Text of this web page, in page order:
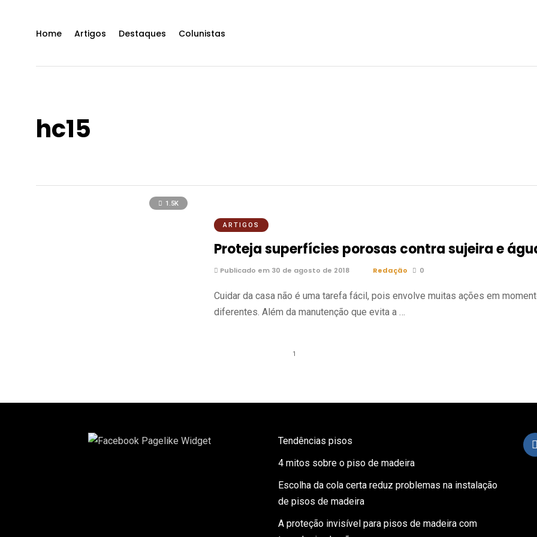
Home Artigos Destaques Colunistas
hc15
1.5K
ARTIGOS
Proteja superfícies porosas contra sujeira e
Publicado em 30 de agosto de 2018 Redação 0
Cuidar da casa não é uma tarefa fácil, pois envolve muitas ações em
diferentes. Além da manutenção que evita a …
1
Tendências pisos
4 mitos sobre o piso de madeira
Escolha da cola certa reduz problemas na instalação
de pisos de madeira
A proteção invisível para pisos de madeira com